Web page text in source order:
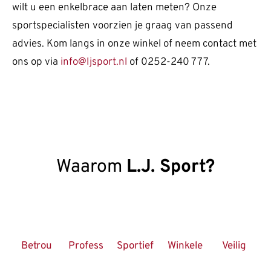
wilt u een enkelbrace aan laten meten? Onze
sportspecialisten voorzien je graag van passend
advies. Kom langs in onze winkel of neem contact met
ons op via info@ljsport.nl of 0252-240 777.
Waarom L.J. Sport?
Betrou
Profess
Sportief
Winkele
Veilig